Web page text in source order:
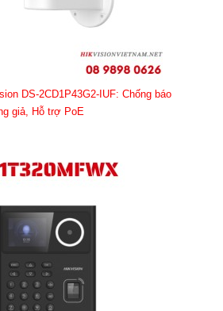
DS-2CD1P43G2-IUF: Chống báo
giả, Hỗ trợ PoE